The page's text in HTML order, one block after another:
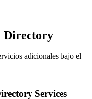
Directory
adicionales bajo el
Services